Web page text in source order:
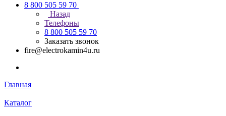
8 800 505 59 70
Назад
Телефоны
8 800 505 59 70
Заказать звонок
fire@electrokamin4u.ru
Главная
Каталог